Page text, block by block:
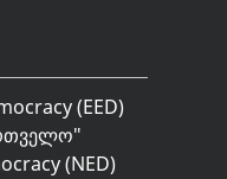
(EED)
"
(NED)